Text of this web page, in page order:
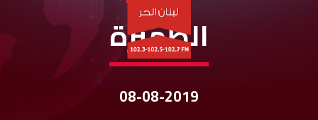
نشرات الأخبار
الظّهيرة
08-08-2019